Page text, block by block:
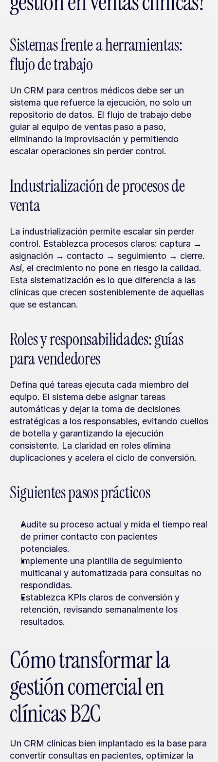
Sistemas frente a herramientas:
flujo de trabajo
Un CRM para centros médicos debe ser un
sistema que refuerce la ejecución, no solo un
repositorio de datos. El flujo de trabajo debe
guiar al equipo de ventas paso a paso,
eliminando la improvisación y permitiendo
escalar operaciones sin perder control.
Industrialización de procesos de
venta
La industrialización permite escalar sin perder
control. Establezca procesos claros: captura →
asignación → contacto → seguimiento → cierre.
Así, el crecimiento no pone en riesgo la calidad.
Esta sistematización es lo que diferencia a las
clínicas que crecen sosteniblemente de aquellas
que se estancan.
Roles y responsabilidades: guías
para vendedores
Defina qué tareas ejecuta cada miembro del
equipo. El sistema debe asignar tareas
automáticas y dejar la toma de decisiones
estratégicas a los responsables, evitando cuellos
de botella y garantizando la ejecución
consistente. La claridad en roles elimina
duplicaciones y acelera el ciclo de conversión.
Siguientes pasos prácticos
Audite su proceso actual y mida el tiempo real
de primer contacto con pacientes
potenciales.
Implemente una plantilla de seguimiento
multicanal y automatizada para consultas no
respondidas.
Establezca KPIs claros de conversión y
retención, revisando semanalmente los
resultados.
Cómo transformar la
gestión comercial en
clínicas B2C
Un CRM clínicas bien implantado es la base para
convertir consultas en pacientes, optimizar la